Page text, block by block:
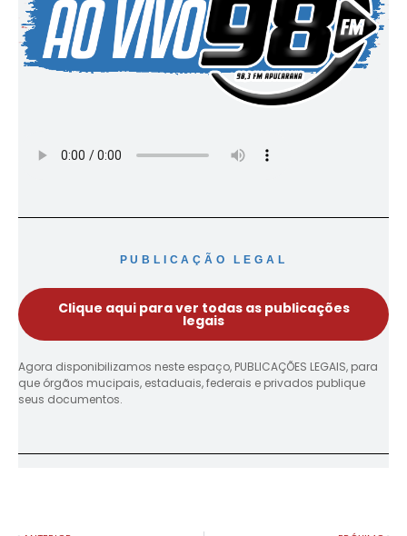
PUBLICAÇÃO LEGAL
Clique aqui para ver todas as publicações
legais
Agora disponibilizamos neste espaço, PUBLICAÇÕES LEGAIS, para
que órgãos mucipais, estaduais, federais e privados publique
seus documentos.